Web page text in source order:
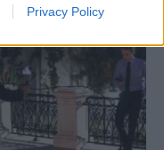
Privacy Policy